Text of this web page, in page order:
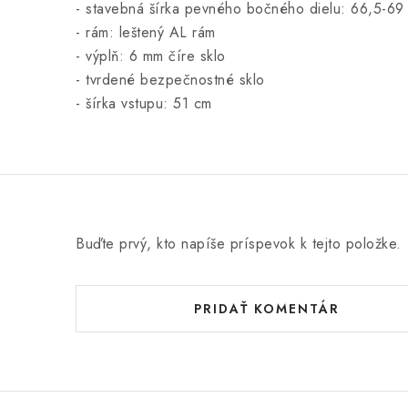
- stavebná šírka pevného bočného dielu: 66,5-69
- rám: leštený AL rám
- výplň: 6 mm číre sklo
- tvrdené bezpečnostné sklo
- šírka vstupu: 51 cm
Buďte prvý, kto napíše príspevok k tejto položke.
PRIDAŤ KOMENTÁR